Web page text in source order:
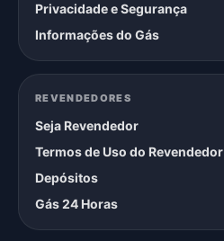
Privacidade e Segurança
Informações do Gás
REVENDEDORES
Seja Revendedor
Termos de Uso do Revendedor
Depósitos
Gás 24 Horas